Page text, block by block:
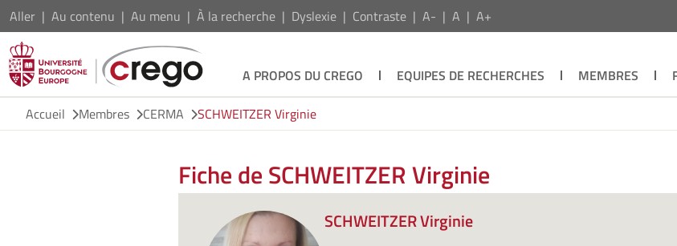
Aller Au contenu Au menu À la recherche Dyslexie Contraste A- A A+
A PROPOS DU CREGO EQUIPES DE RECHERCHES MEMBRES
Accueil
Membres CERMA SCHWEITZER Virginie
Fiche de SCHWEITZER Virginie
SCHWEITZER Virginie